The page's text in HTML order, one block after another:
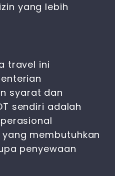
izin yang lebih
travel ini
syarat dan
sendiri adalah
membutuhkan
penyewaan